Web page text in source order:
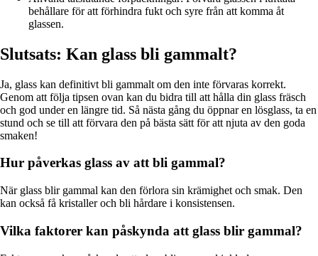
behållare för att förhindra fukt och syre från att komma åt
glassen.
Slutsats: Kan glass bli gammalt?
Ja, glass kan definitivt bli gammalt om den inte förvaras korrekt.
Genom att följa tipsen ovan kan du bidra till att hålla din glass fräsch
och god under en längre tid. Så nästa gång du öppnar en lösglass, ta en
stund och se till att förvara den på bästa sätt för att njuta av den goda
smaken!
Hur påverkas glass av att bli gammal?
När glass blir gammal kan den förlora sin krämighet och smak. Den
kan också få kristaller och bli hårdare i konsistensen.
Vilka faktorer kan påskynda att glass blir gammal?